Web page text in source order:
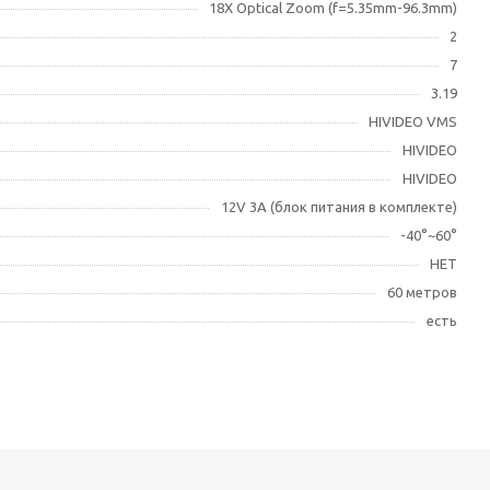
18X Optical Zoom (f=5.35mm-96.3mm)
2
7
3.19
HIVIDEO VMS
HIVIDEO
HIVIDEO
12V 3A (блок питания в комплекте)
-40°~60°
НЕТ
60 метров
есть